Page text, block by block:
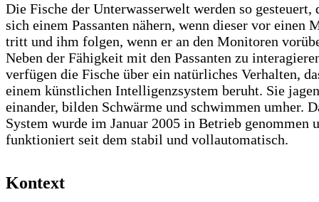
Die Fische der Unterwasserwelt werden so gesteuert,
sich einem Passanten nähern, wenn dieser vor einen
tritt und ihm folgen, wenn er an den Monitoren
Neben der Fähigkeit mit den Passanten zu
verfügen die Fische über ein natürliches Verhalten,
einem künstlichen Intelligenzsystem beruht. Sie jagen
einander, bilden Schwärme und schwimmen umher.
System wurde im Januar 2005 in Betrieb genommen
funktioniert seit dem stabil und vollautomatisch.
Kontext